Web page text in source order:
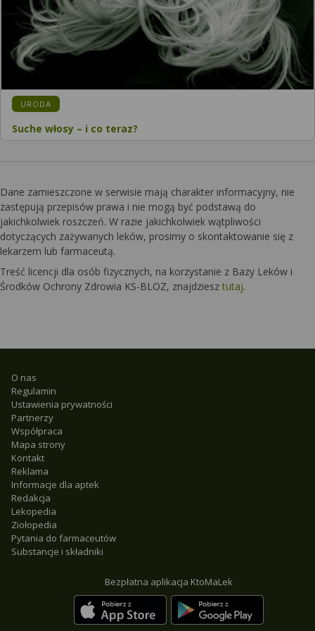
KATEGORIA:
URODA
Suche włosy – i co teraz?
Dane zamieszczone w serwisie mają charakter informacyjny, nie
zastępują przepisów prawa i nie mogą być podstawą do
jakichkolwiek roszczeń. W razie jakichkolwiek wątpliwości
dotyczących zażywanych leków, prosimy o skontaktowanie się z
lekarzem lub farmaceutą.
Treść licencji dla osób fizycznych, na korzystanie z Bazy Leków i
Środków Ochrony Zdrowia KS-BLOZ, znajdziesz tutaj.
O nas
Regulamin
Ustawienia prywatności
Partnerzy
Współpraca
Mapa strony
Kontakt
Reklama
Informacje dla aptek
Redakcja
Lekopedia
Ziołopedia
Pytania do farmaceutów
Substancje i składniki
Bezpłatna aplikacja KtoMaLek